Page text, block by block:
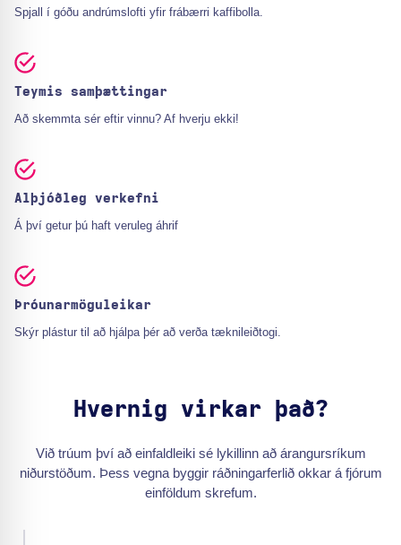
Spjall í góðu andrúmslofti yfir frábærri kaffibolla.
Teymis samþættingar
Að skemmta sér eftir vinnu? Af hverju ekki!
Alþjóðleg verkefni
Á því getur þú haft veruleg áhrif
Þróunarmöguleikar
Skýr plástur til að hjálpa þér að verða tæknileiðtogi.
Hvernig virkar það?
Við trúum því að einfaldleiki sé lykillinn að árangursríkum
niðurstöðum. Þess vegna byggir ráðningarferlið okkar á fjórum
einföldum skrefum.